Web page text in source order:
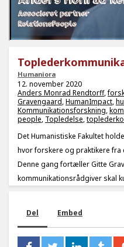
Humaniora
12. november 2020
Anders Monrad Rendtorff,
Gravengaard,HumanImpact,
Kommunikationsforskning,
people, Topledelse,
Det Humanistiske Fakultet
hvor forskere og praktikere
Denne gang fortæller Gitte
kommunikationsrådgiver skal
Del Embed